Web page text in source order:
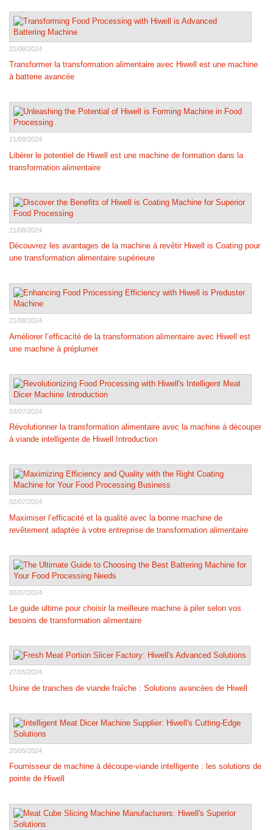
21/08/2024
Transformer la transformation alimentaire avec Hiwell est une machine
à batterie avancée
21/08/2024
Libérer le potentiel de Hiwell est une machine de formation dans la
transformation alimentaire
21/08/2024
Découvrez les avantages de la machine à revêtir Hiwell is Coating pour
une transformation alimentaire supérieure
21/08/2024
Améliorer l’efficacité de la transformation alimentaire avec Hiwell est
une machine à préplumer
03/07/2024
Révolutionner la transformation alimentaire avec la machine à découper
à viande intelligente de Hiwell Introduction
02/07/2024
Maximiser l’efficacité et la qualité avec la bonne machine de
revêtement adaptée à votre entreprise de transformation alimentaire
02/07/2024
Le guide ultime pour choisir la meilleure machine à piler selon vos
besoins de transformation alimentaire
27/05/2024
Usine de tranches de viande fraîche : Solutions avancées de Hiwell
20/05/2024
Fournisseur de machine à découpe-viande intelligente : les solutions de
pointe de Hiwell